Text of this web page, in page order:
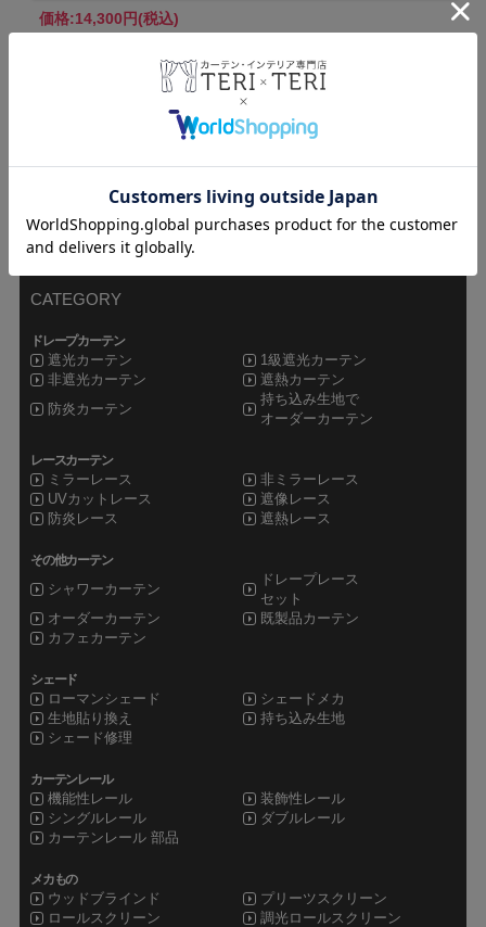
価格:14,300円(税込)
teriteri TOP
カーテンインテリア専門店TERI×TERI
CATEGORY
ドレープカーテン
遮光カーテン
1級遮光カーテン
非遮光カーテン
遮熱カーテン
防炎カーテン
持ち込み生地で
オーダーカーテン
レースカーテン
ミラーレース
非ミラーレース
UVカットレース
遮像レース
防炎レース
遮熱レース
その他カーテン
シャワーカーテン
ドレープレース
セット
オーダーカーテン
既製品カーテン
カフェカーテン
シェード
ローマンシェード
シェードメカ
生地貼り換え
持ち込み生地
シェード修理
カーテンレール
機能性レール
装飾性レール
シングルレール
ダブルレール
カーテンレール 部品
メカもの
ウッドブラインド
プリーツスクリーン
ロールスクリーン
調光ロールスクリーン